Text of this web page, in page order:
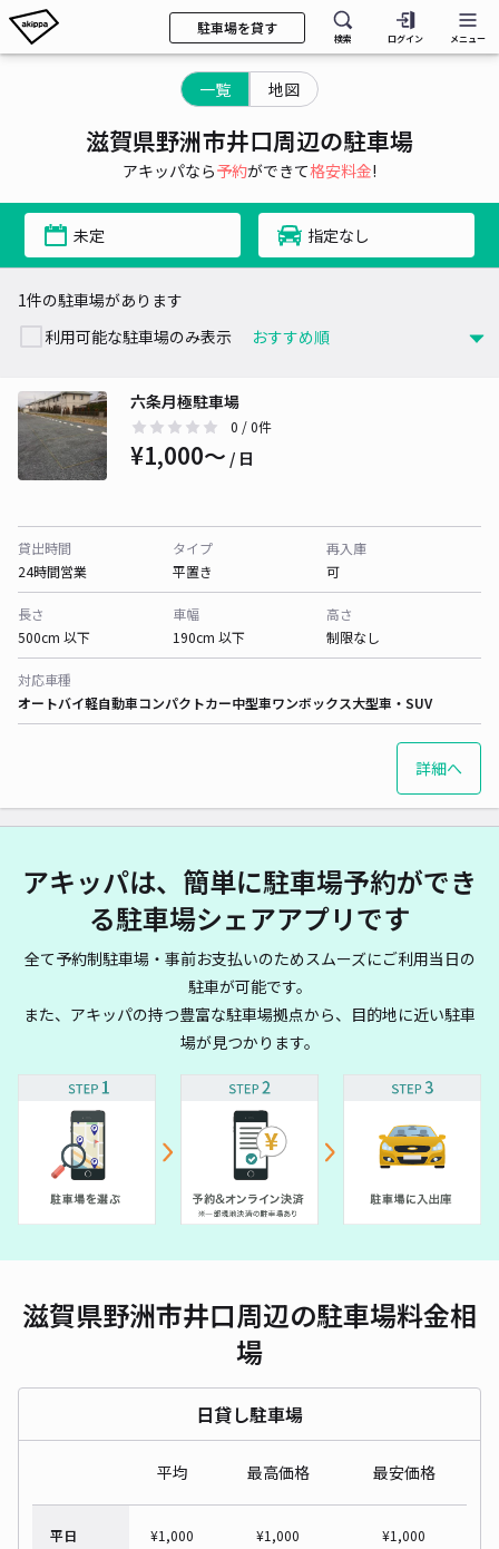
駐車場を貸す
検索 ログイン メニュー
一覧 地図
滋賀県野洲市井口周辺の駐車場
アキッパなら予約ができて格安料金!
未定 指定なし
1件の駐車場があります
利用可能な駐車場のみ表示
六条月極駐車場
0 / 0件
¥1,000〜 / 日
貸出時間
24時間営業
タイプ
平置き
再入庫
可
長さ
500cm 以下
車幅
190cm 以下
高さ
制限なし
対応車種
オートバイ軽自動車コンパクトカー中型車ワンボックス大型車・SUV
詳細へ
アキッパは、簡単に駐車場予約ができ
る駐車場シェアアプリです
全て予約制駐車場・事前お支払いのためスムーズにご利用当日の
駐車が可能です。
また、アキッパの持つ豊富な駐車場拠点から、目的地に近い駐車
場が見つかります。
滋賀県野洲市井口周辺の駐車場料金相
場
日貸し駐車場
平均 最高価格 最安価格
平日 ¥1,000 ¥1,000 ¥1,000